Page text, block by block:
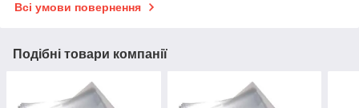
Всі умови повернення
Подібні товари компанії